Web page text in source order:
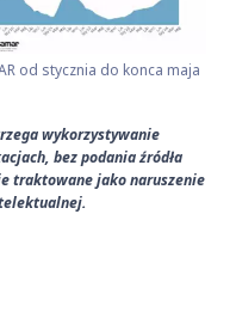
od stycznia do konca maja
wykorzystywanie
bez podania źródła
traktowane jako naruszenie